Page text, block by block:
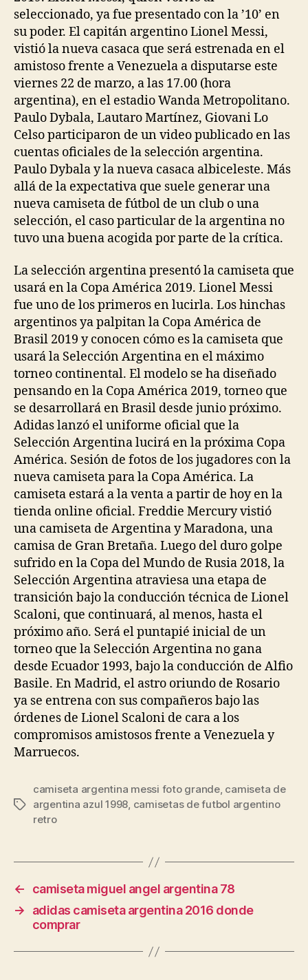
seleccionado, ya fue presentado con la ’10’ en
su poder. El capitán argentino Lionel Messi,
vistió la nueva casaca que será estrenada en el
amistoso frente a Venezuela a disputarse este
viernes 22 de marzo, a las 17.00 (hora
argentina), en el estadio Wanda Metropolitano.
Paulo Dybala, Lautaro Martínez, Giovani Lo
Celso participaron de un video publicado en las
cuentas oficiales de la selección argentina.
Paulo Dybala y la nueva casaca albiceleste. Más
allá de la expectativa que suele generar una
nueva camiseta de fútbol de un club o una
selección, el caso particular de la argentina no
tuvo una buena acogida por parte de la crítica.
La selección argentina presentó la camiseta que
usará en la Copa América 2019. Lionel Messi
fue uno de los primeros en lucirla. Los hinchas
argentinos ya palpitan la Copa América de
Brasil 2019 y conocen cómo es la camiseta que
usará la Selección Argentina en el máximo
torneo continental. El modelo se ha diseñado
pensando en la Copa América 2019, torneo que
se desarrollará en Brasil desde junio próximo.
Adidas lanzó el uniforme oficial que la
Selección Argentina lucirá en la próxima Copa
América. Sesión de fotos de los jugadores con la
nueva camiseta para la Copa América. La
camiseta estará a la venta a partir de hoy en la
tienda online oficial. Freddie Mercury vistió
una camiseta de Argentina y Maradona, una
camisa de Gran Bretaña. Luego del duro golpe
sufrido en la Copa del Mundo de Rusia 2018, la
Selección Argentina atraviesa una etapa de
transición bajo la conducción técnica de Lionel
Scaloni, que continuará, al menos, hasta el
próximo año. Será el puntapié inicial de un
torneo que la Selección Argentina no gana
desde Ecuador 1993, bajo la conducción de Alfio
Basile. En Madrid, el astro oriundo de Rosario
ya se entrena con sus compañeros bajo las
órdenes de Lionel Scaloni de cara a los
compromisos amistosos frente a Venezuela y
Marruecos.
Etiquetas
camiseta argentina messi foto grande, camiseta de
argentina azul 1998, camisetas de futbol argentino
retro
←
camiseta miguel angel argentina 78
→
adidas camiseta argentina 2016 donde
comprar